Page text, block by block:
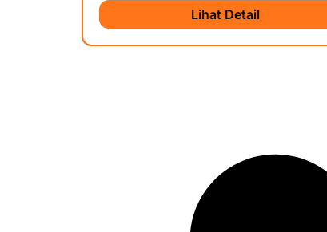
Lihat Detail